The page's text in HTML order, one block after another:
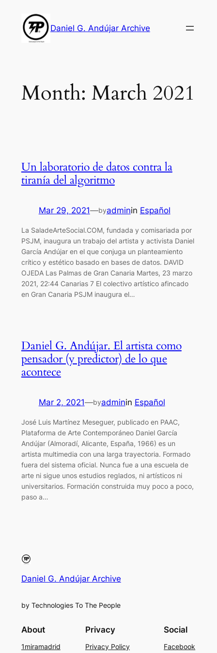
content
Daniel G. Andújar Archive
Month: March 2021
Un laboratorio de datos contra la
tiranía del algoritmo
Mar 29, 2021—byadminin Español
La SaladeArteSocial.COM, fundada y comisariada por
PSJM, inaugura un trabajo del artista y activista Daniel
García Andújar en el que conjuga un planteamiento
crítico y estético basado en bases de datos. DAVID
OJEDA Las Palmas de Gran Canaria Martes, 23 marzo
2021, 22:44 Canarias 7 El colectivo artístico afincado
en Gran Canaria PSJM inaugura el…
Daniel G. Andújar. El artista como
pensador (y predictor) de lo que
acontece
Mar 2, 2021—byadminin Español
José Luis Martínez Meseguer, publicado en PAAC,
Plataforma de Arte Contemporáneo Daniel García
Andújar (Almoradí, Alicante, España, 1966) es un
artista multimedia con una larga trayectoria. Formado
fuera del sistema oficial. Nunca fue a una escuela de
arte ni sigue unos estudios reglados, ni artísticos ni
universitarios. Formación construida muy poco a poco,
paso a…
Daniel G. Andújar Archive
by Technologies To The People
About
1miramadrid
Privacy
Privacy Policy
Social
Facebook